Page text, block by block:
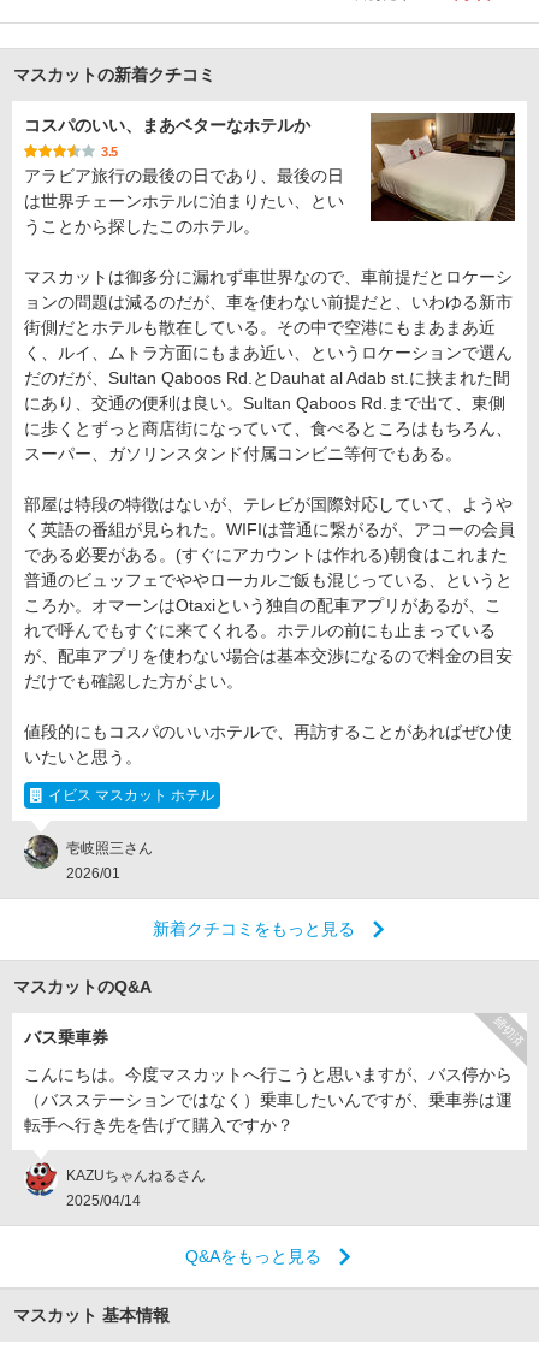
マスカットの新着クチコミ
コスパのいい、まあベターなホテルか
3.5
アラビア旅行の最後の日であり、最後の日
は世界チェーンホテルに泊まりたい、とい
うことから探したこのホテル。
マスカットは御多分に漏れず車世界なので、車前提だとロケーシ
ョンの問題は減るのだが、車を使わない前提だと、いわゆる新市
街側だとホテルも散在している。その中で空港にもまあまあ近
く、ルイ、ムトラ方面にもまあ近い、というロケーションで選ん
だのだが、Sultan Qaboos Rd.とDauhat al Adab st.に挟まれた間
にあり、交通の便利は良い。Sultan Qaboos Rd.まで出て、東側
に歩くとずっと商店街になっていて、食べるところはもちろん、
スーパー、ガソリンスタンド付属コンビニ等何でもある。
部屋は特段の特徴はないが、テレビが国際対応していて、ようや
く英語の番組が見られた。WIFIは普通に繋がるが、アコーの会員
である必要がある。(すぐにアカウントは作れる)朝食はこれまた
普通のビュッフェでややローカルご飯も混じっている、というと
ころか。オマーンはOtaxiという独自の配車アプリがあるが、こ
れで呼んでもすぐに来てくれる。ホテルの前にも止まっている
が、配車アプリを使わない場合は基本交渉になるので料金の目安
だけでも確認した方がよい。
値段的にもコスパのいいホテルで、再訪することがあればぜひ使
いたいと思う。
イビス マスカット ホテル
壱岐照三さん
2026/01
新着クチコミをもっと見る
マスカットのQ&A
締切済
バス乗車券
こんにちは。今度マスカットへ行こうと思いますが、バス停から
（バスステーションではなく）乗車したいんですが、乗車券は運
転手へ行き先を告げて購入ですか？
KAZUちゃんねるさん
2025/04/14
Q&Aをもっと見る
マスカット 基本情報